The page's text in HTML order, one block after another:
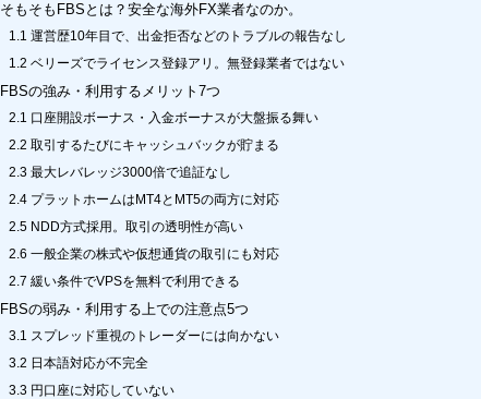
そもそもFBSとは？安全な海外FX業者なのか。
1.1 運営歴10年目で、出金拒否などのトラブルの報告なし
1.2 ベリーズでライセンス登録アリ。無登録業者ではない
FBSの強み・利用するメリット7つ
2.1 口座開設ボーナス・入金ボーナスが大盤振る舞い
2.2 取引するたびにキャッシュバックが貯まる
2.3 最大レバレッジ3000倍で追証なし
2.4 プラットホームはMT4とMT5の両方に対応
2.5 NDD方式採用。取引の透明性が高い
2.6 一般企業の株式や仮想通貨の取引にも対応
2.7 緩い条件でVPSを無料で利用できる
FBSの弱み・利用する上での注意点5つ
3.1 スプレッド重視のトレーダーには向かない
3.2 日本語対応が不完全
3.3 円口座に対応していない